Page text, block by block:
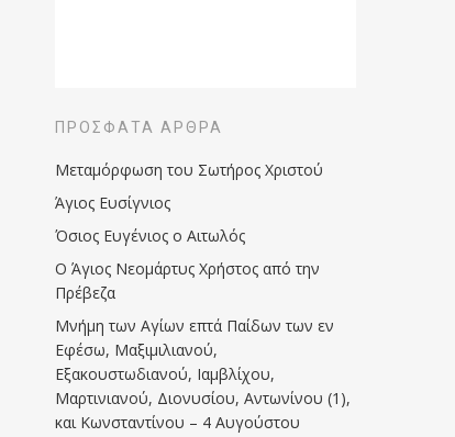
ΠΡΌΣΦΑΤΑ ΆΡΘΡΑ
Μεταμόρφωση του Σωτήρος Χριστού
Άγιος Ευσίγνιος
Όσιος Ευγένιος ο Αιτωλός
Ο Άγιος Νεομάρτυς Χρήστος από την
Πρέβεζα
Μνήμη των Aγίων επτά Παίδων των εν
Eφέσω, Mαξιμιλιανού,
Eξακουστωδιανού, Iαμβλίχου,
Mαρτινιανού, Διονυσίου, Aντωνίνου (1),
και Kωνσταντίνου – 4 Αυγούστου